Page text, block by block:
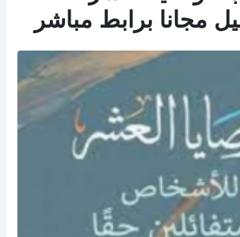
مجانا برابط مباشر